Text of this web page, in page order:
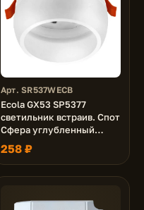
Арт. SR537WECB
Ecola GX53 SP5377
светильник встраив. Спот
Сфера углубленный
Белый с матовым сводом
90х73 (к+)
258 ₽